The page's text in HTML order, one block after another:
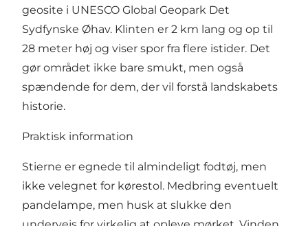
geosite i UNESCO Global Geopark Det
Sydfynske Øhav. Klinten er 2 km lang og op til
28 meter høj og viser spor fra flere istider. Det
gør området ikke bare smukt, men også
spændende for dem, der vil forstå landskabets
historie.
Praktisk information
Stierne er egnede til almindeligt fodtøj, men
ikke velegnet for kørestol. Medbring eventuelt
pandelampe, men husk at slukke den